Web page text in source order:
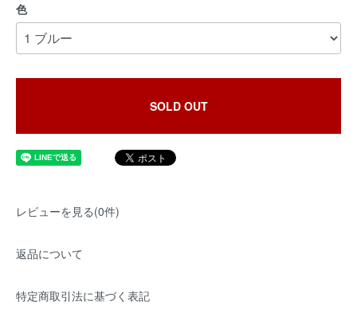
色
SOLD OUT
レビューを見る(0件)
返品について
特定商取引法に基づく表記